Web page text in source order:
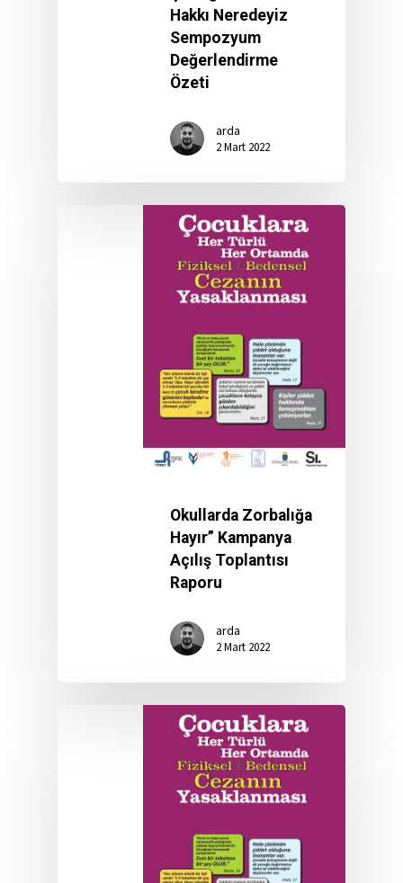
Hakkı Neredeyiz
Sempozyum
Değerlendirme
Özeti
arda
2 Mart 2022
Okullarda Zorbalığa
Hayır” Kampanya
Açılış Toplantısı
Raporu
arda
2 Mart 2022